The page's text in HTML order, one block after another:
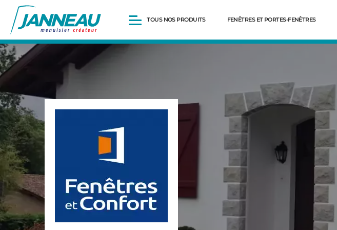
TOUS NOS PRODUITS
Fenêtres et Portes-fenêtres
Portes d’entrée
Volets roulants
Portails et portillons
Carports
Clôtures
FENÊTRES ET PORTES-FENÊTRES